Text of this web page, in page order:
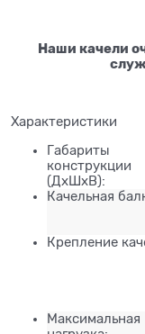
Наши качели
Характеристики
Габариты
конструкции
(ДхШхВ):
Качельная
Крепление
Максимальная